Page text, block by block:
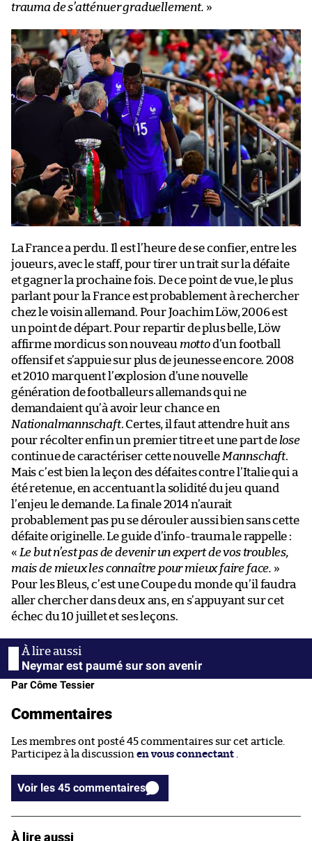
trauma de s’atténuer graduellement. »
La France a perdu. Il est l’heure de se confier, entre les
joueurs, avec le staff, pour tirer un trait sur la défaite
et gagner la prochaine fois. De ce point de vue, le plus
parlant pour la France est probablement à rechercher
chez le voisin allemand. Pour Joachim Löw, 2006 est
un point de départ. Pour repartir de plus belle, Löw
affirme mordicus son nouveau mottod’un football
offensif et s’appuie sur plus de jeunesse encore. 2008
et 2010 marquent l’explosion d’une nouvelle
génération de footballeurs allemands qui ne
demandaient qu’à avoir leur chance en
Nationalmannschaft. Certes, il faut attendre huit ans
pour récolter enfin un premier titre et une part de lose
continue de caractériser cette nouvelle Mannschaft.
Mais c’est bien la leçon des défaites contre l’Italie qui a
été retenue, en accentuant la solidité du jeu quand
l’enjeu le demande. La finale 2014 n’aurait
probablement pas pu se dérouler aussi bien sans cette
défaite originelle. Le guide d’info-trauma le rappelle :
« Le but n’est pas de devenir un expert de vos troubles,
mais de mieux les connaître pour mieux faire face. »
Pour les Bleus, c’est une Coupe du monde qu’il faudra
aller chercher dans deux ans, en s’appuyant sur cet
échec du 10 juillet et ses leçons.
Neymar est paumé sur son avenir
Par Côme Tessier
Commentaires
Les membres ont posté 45 commentaires sur cet article.
Participez à la discussion en vous connectant .
Voir les 45 commentaires
À lire aussi